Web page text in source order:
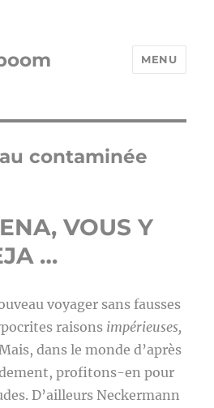
MENU
contaminée
VOUS Y
…
voyager sans fausses
raisons impérieuses,
dans le monde d’après
profitons-en pour
D’ailleurs Neckermann